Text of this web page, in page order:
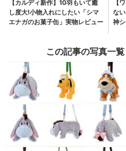
この記事の写真一覧